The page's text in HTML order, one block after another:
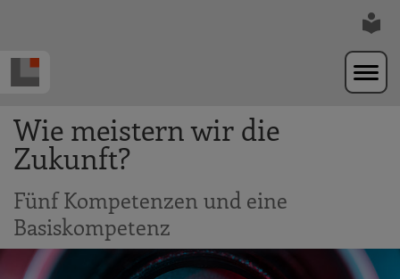
Wie meistern wir die
Zukunft?
Fünf Kompetenzen und eine
Basiskompetenz